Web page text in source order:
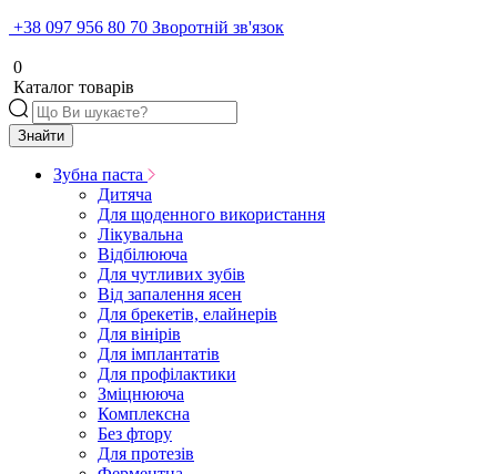
+38 097 956 80 70 Зворотній зв'язок
0
Каталог товарів
Знайти
Зубна паста
Дитяча
Для щоденного використання
Лікувальна
Відбілююча
Для чутливих зубів
Від запалення ясен
Для брекетів, елайнерів
Для вінірів
Для імплантатів
Для профілактики
Зміцнююча
Комплексна
Без фтору
Для протезів